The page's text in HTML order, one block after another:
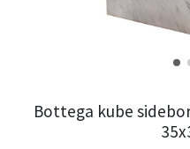
Bottega kube